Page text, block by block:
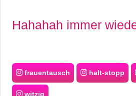
Hahahah immer
frauentausch halt-stopp
witzig